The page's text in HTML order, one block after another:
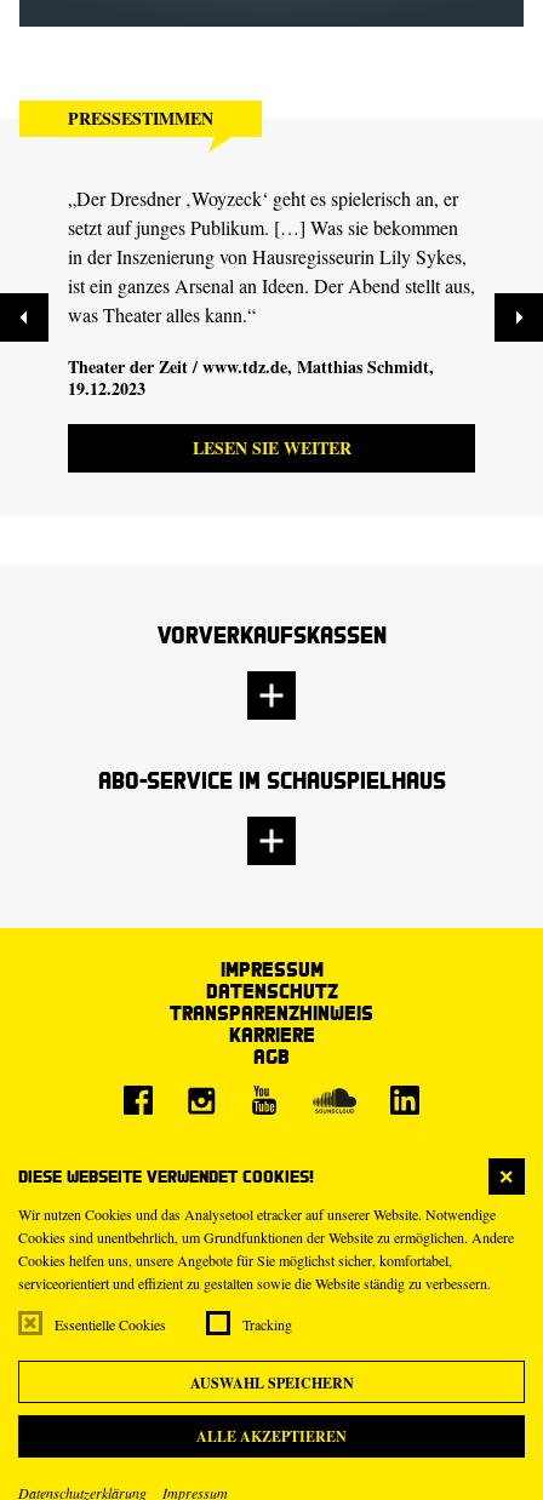
Diese Webseite verwendet Cookies!
Wir nutzen Cookies und das Analysetool etracker auf unserer Website. Notwendige
Cookies sind unentbehrlich, um Grundfunktionen der Website zu ermöglichen. Andere
Cookies helfen uns, unsere Angebote für Sie möglichst sicher, komfortabel,
serviceorientiert und effizient zu gestalten sowie die Website ständig zu verbessern.
Essentielle Cookies Tracking
AUSWAHL SPEICHERN
ALLE AKZEPTIEREN
Datenschutzerklärung Impressum
PRESSESTIMMEN
„Der Dresdner ‚Woyzeck‘ geht es spielerisch an, er
setzt auf junges Publikum. […] Was sie bekommen
in der Inszenierung von Hausregisseurin Lily Sykes,
ist ein ganzes Arsenal an Ideen. Der Abend stellt aus,
was Theater alles kann.“
Theater der Zeit / www.tdz.de, Matthias Schmidt,
19.12.2023
LESEN SIE WEITER
Vorverkaufskassen
Abo-Service im Schauspielhaus
Impressum
Datenschutz
Transparenzhinweis
Karriere
AGB